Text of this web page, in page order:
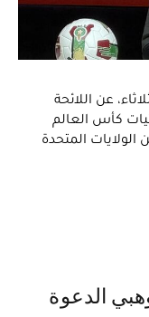
عن اللائحة
كأس العالم
المتحدة